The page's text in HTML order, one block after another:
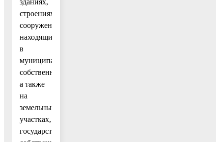
строениях,
сооружениях,
находящихся
в
муниципальной
собственности,
а также
на
земельных
участках,
государственная